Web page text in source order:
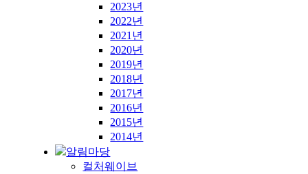
2023년
2022년
2021년
2020년
2019년
2018년
2017년
2016년
2015년
2014년
알림마당
컬처웨이브